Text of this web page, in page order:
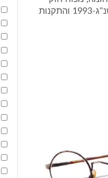
ההסדרים למשק המדינה (תיקוני חקיקה להשגת יעדי תקציב), התשנ"ג-1993 והתקנות